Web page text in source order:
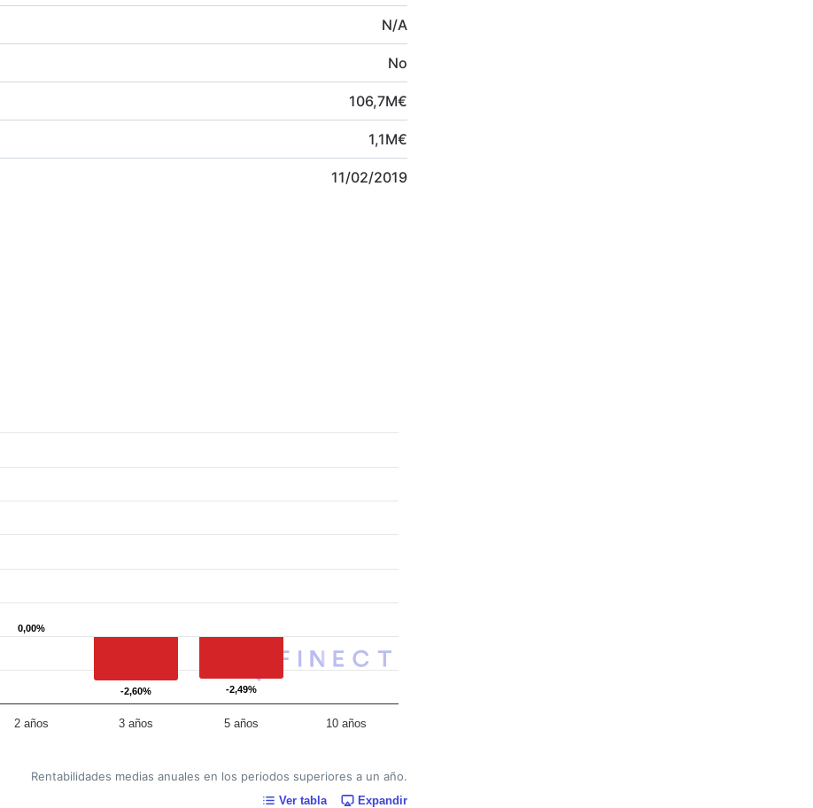
N/A
No
106,7M€
1,1M€
11/02/2019
0,00%
0,00%
-2,60%
-2,60% -2,49%
-2,49%
2 años 3 años 5 años 10 años
Rentabilidades medias anuales en los periodos superiores a un año.
Ver tabla Expandir